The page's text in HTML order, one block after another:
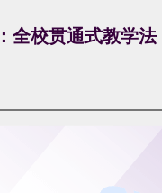
全校贯通式教学法